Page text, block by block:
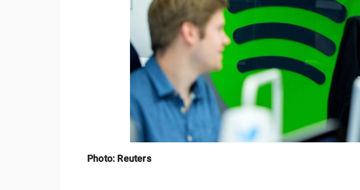
Photo: Reuters